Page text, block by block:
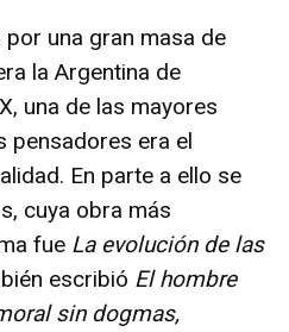
una gran masa de
la Argentina de
una de las mayores
pensadores era el
En parte a ello se
cuya obra más
fue La evolución de las
escribió El hombre
sin dogmas,